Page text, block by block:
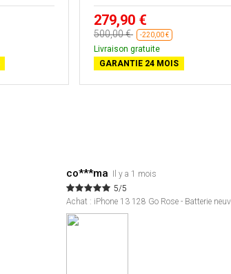
279,90 €
500,00 € -220,00 €
Livraison gratuite
GARANTIE 24 MOIS
co***ma Il y a 1 mois
5/5
Achat : iPhone 13 128 Go Rose - Batterie